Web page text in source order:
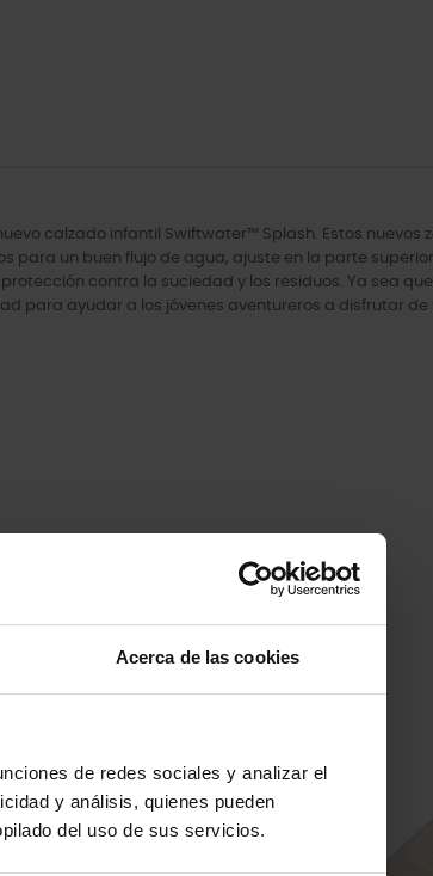
Acerca de las cookies
de redes sociales y analizar el
y análisis, quienes pueden
del uso de sus servicios.
calzado infantil Swiftwater™ Splash. Estos nuevos
para un buen flujo de agua, ajuste en la parte
contra la suciedad y los residuos. Ya sea
para ayudar a los jóvenes aventureros a disfrutar de